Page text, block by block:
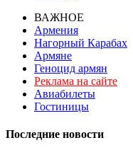
ВАЖНОЕ
Армения
Нагорный Карабах
Армяне
Геноцид армян
Реклама на сайте
Авиабилеты
Гостиницы
Последние новости